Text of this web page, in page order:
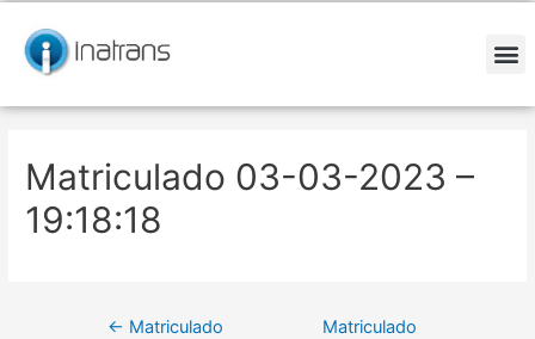
contenido
Matriculado 03-03-2023 –
19:18:18
de
entradas
← Matriculado
Matriculado